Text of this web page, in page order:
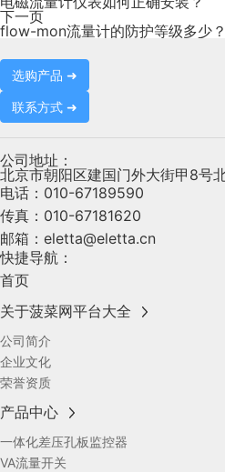
下一页
flow-mon流量计的防护等级多少？
选购产品 ➜
联系方式 ➜
公司地址：
北京市朝阳区建国门外大街甲8号
电话： 010-67189590
传真： 010-67181620
邮箱： eletta@eletta.cn
快捷导航：
首页
关于菠菜网平台大全
公司简介
企业文化
荣誉资质
产品中心
一体化差压孔板监控器
VA流量开关